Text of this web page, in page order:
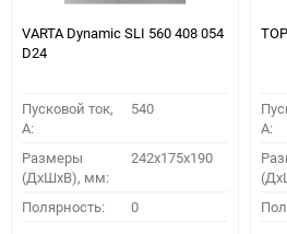
VARTA Dynamic SLI 560 408 054
D24
Пусковой ток,
A:
540
Размеры
(ДхШхВ), мм:
242x175x190
Полярность: 0
A: